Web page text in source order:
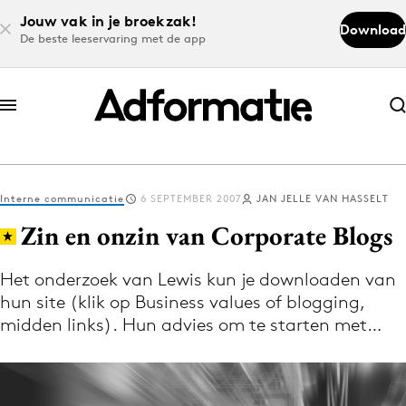
Jouw vak in je broekzak!
De beste leeservaring met de app
Download
Abonneer nu
Abonneer nu
Log in
Download de app
Volg het laatste nieuws via de Adformatie
Nieuws app
Interne communicatie 6 SEPTEMBER 2007 JAN JELLE VAN HASSELT
Zin en onzin van Corporate Blogs
Het onderzoek van Lewis kun je downloaden van
hun site (klik op Business values of blogging,
midden links). Hun advies om te starten met…